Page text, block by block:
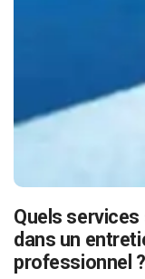
Quels
dans un
professionnel ?